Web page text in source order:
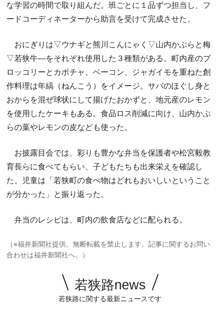
な学習の時間で取り組んだ。班ごとに１品ずつ担当し、フ
ードコーディネーターから助言を受けて完成させた。
おにぎりは▽ウナギと熊川こんにゃく▽山内かぶらと梅
▽若狭牛―をそれぞれ使用した３種類がある。町内産のブ
ロッコリーとカボチャ、ベーコン、ジャガイモを重ねた創
作料理は年縞（ねんこう）をイメージ。サバのほぐし身と
おからを混ぜ球状にして揚げたおかずと、地元産のレモン
を使用したケーキもある。食品ロス削減に向け、山内かぶ
らの葉やレモンの皮なども使った。
お披露目会では、彩りも豊かな弁当を保護者や松宮毅教
育長らに食べてもらい、子どもたちも出来栄えを確認し
た。児童は「若狭町の食べ物はどれもおいしいということ
が分かった」と振り返った。
弁当のレシピは、町内の飲食店などに配られる。
（※福井新聞社提供。無断転載を禁止します。記事に関するお問い
合わせは福井新聞社へ。）
若狭路news
若狭路に関する最新ニュースです